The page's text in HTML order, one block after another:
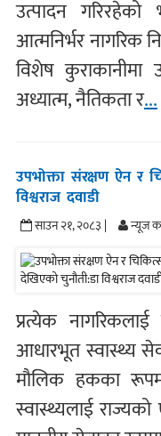
उत्पादन गरिरहेको
आत्मनिर्भर नागरिक
विशेष कुराकानीमा
अध्यात्म, नैतिकता र...
उपभोक्ता संरक्षण ऐन र
विश्वराज दवाडी
साउन २१, २०८३ | न्यूज
प्रत्येक
आधारभूत स्वास्थ्य
मौलिक हकका
स्वास्थ्यलाई